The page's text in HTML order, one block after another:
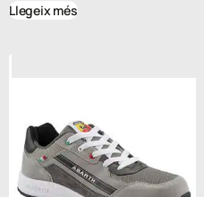
Llegeix més